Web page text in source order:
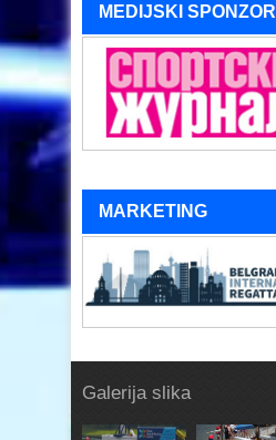
MEDIJSKI SPONZORI
MARKETING
Galerija slika